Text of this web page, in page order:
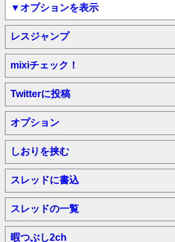
▼オプションを表示
レスジャンプ
mixiチェック！
Twitterに投稿
オプション
しおりを挟む
スレッドに書込
スレッドの一覧
暇つぶし2ch